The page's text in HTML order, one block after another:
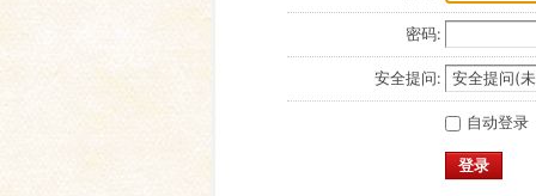
密码:
安全提问:
自动登录
登录